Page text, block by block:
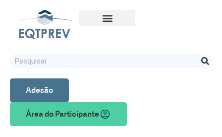
Adesão
Área do Participante